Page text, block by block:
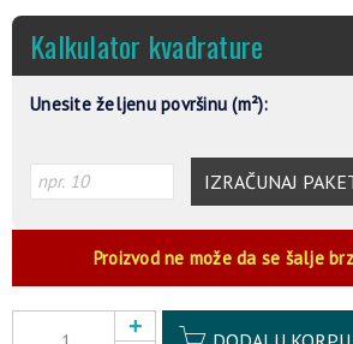
Kalkulator kvadrature
Unesite željenu površinu (m²):
IZRAČUNAJ
Proizvod ne može da se šalje